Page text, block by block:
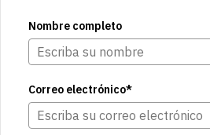
Nombre completo
Correo electrónico*